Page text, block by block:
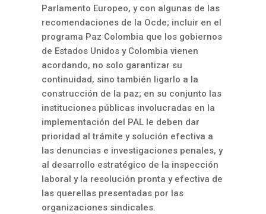
Parlamento Europeo, y con algunas de las
recomendaciones de la Ocde; incluir en el
programa Paz Colombia que los gobiernos
de Estados Unidos y Colombia vienen
acordando, no solo garantizar su
continuidad, sino también ligarlo a la
construcción de la paz; en su conjunto las
instituciones públicas involucradas en la
implementación del PAL le deben dar
prioridad al trámite y solución efectiva a
las denuncias e investigaciones penales, y
al desarrollo estratégico de la inspección
laboral y la resolución pronta y efectiva de
las querellas presentadas por las
organizaciones sindicales.